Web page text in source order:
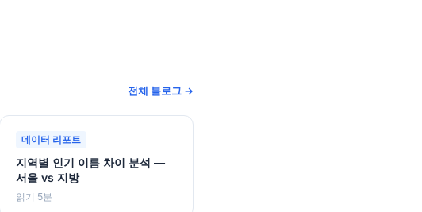
전체 블로그 →
데이터 리포트
지역별 인기 이름 차이 분석 —
서울 vs 지방
읽기 5분